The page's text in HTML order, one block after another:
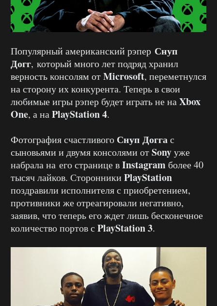
Популярный американский рэпер Снуп
Догг, который много лет подряд хранил
верность консолям отMicrosoft, переметнулся
на сторону их конкурента. Теперь в свои
любимые игры рэпер будет играть не наXbox
One, а наPlayStation 4.
Фотография счастливого Снуп Доггас
сыновьями и двумя консолями отSonyуже
набрала на его странице вInstagram более 40
тысяч лайков. Сторонники PlayStation
поздравили исполнителя с приобретением,
противники же отреагировали негативно,
заявив, что теперь его ждет лишь бесконечное
количество портов с PlayStation 3.